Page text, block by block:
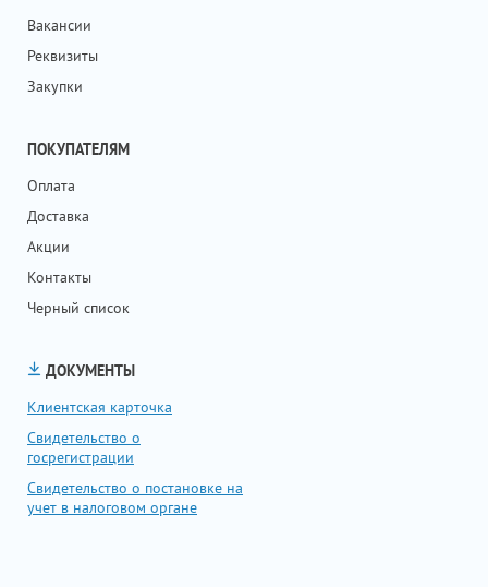
Вакансии
Реквизиты
Закупки
ПОКУПАТЕЛЯМ
Оплата
Доставка
Акции
Контакты
Черный список
ДОКУМЕНТЫ
Клиентская карточка
Свидетельство о
госрегистрации
Свидетельство о постановке на
учет в налоговом органе